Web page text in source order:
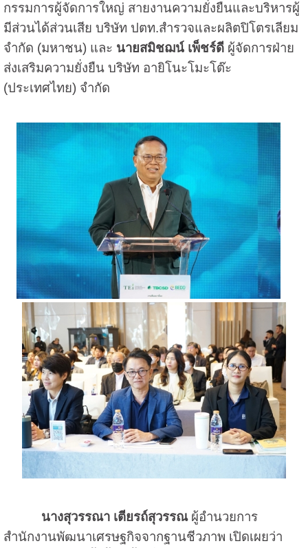
กรรมการผู้จัดการใหญ่ สายงานความยั่งยืนและบริหารผู้
มีส่วนได้ส่วนเสีย บริษัท ปตท.สำรวจและผลิตปิโตรเลียม
จำกัด (มหาชน) และ นายสมิชฌน์ เพ็ชร์ดีผู้จัดการฝ่าย
ส่งเสริมความยั่งยืน บริษัท อายิโนะโมะโต๊ะ
(ประเทศไทย) จำกัด
นางสุวรรณา เตียรถ์สุวรรณผู้อำนวยการ
สำนักงานพัฒนาเศรษฐกิจจากฐานชีวภาพ เปิดเผยว่า